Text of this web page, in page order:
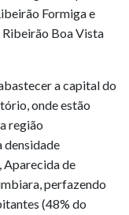
Formiga e
Boa Vista
a capital do
onde estão
região
densidade
Aparecida de
perfazendo
(48% do